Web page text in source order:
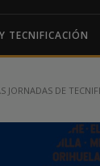
TECNIFICACIÓN
JORNADAS DE